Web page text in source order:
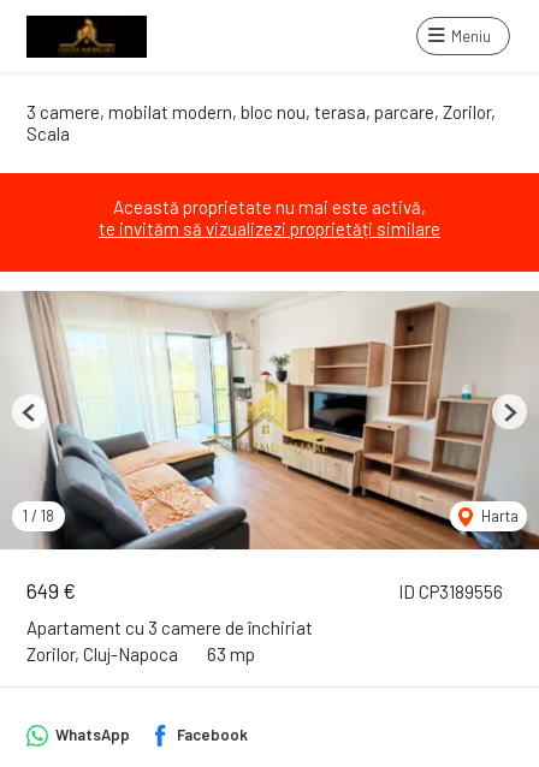
Meniu
3 camere, mobilat modern, bloc nou, terasa, parcare, Zorilor,
Scala
Această proprietate nu mai este activă,
te invităm să vizualizezi proprietăți similare
ID CP3189556
649 €
Apartament cu 3 camere de închiriat
Zorilor, Cluj-Napoca
63 mp
1 / 18 Harta
Previous Next
WhatsApp Facebook